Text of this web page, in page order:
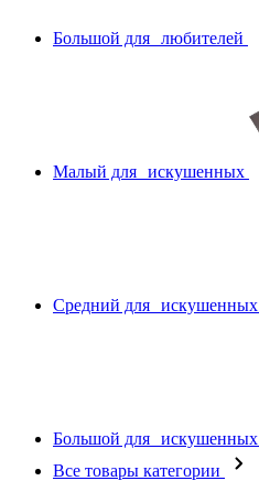
Большой для любителей
Малый для искушенных
Средний для искушенных
Большой для искушенных
Все товары категории